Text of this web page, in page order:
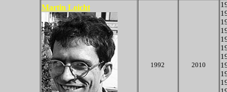
Martin Loicht
1992 2010